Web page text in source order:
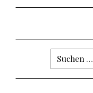
Suchen
nach: